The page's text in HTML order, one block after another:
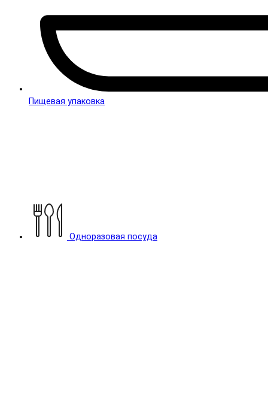
Пищевая упаковка
Одноразовая посуда